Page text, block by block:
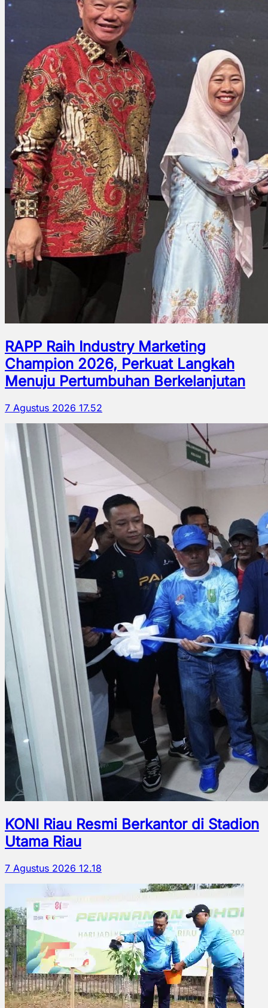
RAPP Raih Industry Marketing
Champion 2026, Perkuat Langkah
Menuju Pertumbuhan Berkelanjutan
7 Agustus 2026 17.52
KONI Riau Resmi Berkantor di Stadion
Utama Riau
7 Agustus 2026 12.18